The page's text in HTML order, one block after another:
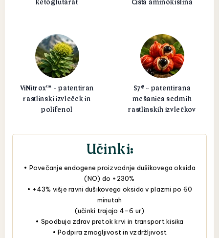
ViNitrox™ - patentiran
rastlinski izvleček in
polifenol
S7® - patentirana
mešanica sedmih
rastlinskih izvlečkov
Učinki:
• Povečanje endogene proizvodnje dušikovega oksida
(NO) do +230%
• +43% višje ravni dušikovega oksida v plazmi po 60
minutah
(učinki trajajo 4–6 ur)
• Spodbuja zdrav pretok krvi in transport kisika
• Podpira zmogljivost in vzdržljivost